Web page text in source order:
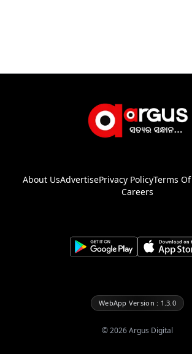
About UsAdvertisePrivacy PolicyTerms
Careers
WebApp Version : 1.3.0
©2026Argus Digital